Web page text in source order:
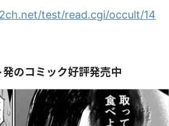
test/read.cgi/occult/14
発のコミック好評発売中